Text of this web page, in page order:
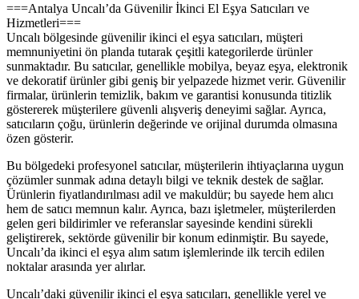
===Antalya Uncalı’da Güvenilir İkinci El Eşya Satıcıları ve
Hizmetleri===
Uncalı bölgesinde güvenilir ikinci el eşya satıcıları, müşteri
memnuniyetini ön planda tutarak çeşitli kategorilerde ürünler
sunmaktadır. Bu satıcılar, genellikle mobilya, beyaz eşya, elektronik
ve dekoratif ürünler gibi geniş bir yelpazede hizmet verir. Güvenilir
firmalar, ürünlerin temizlik, bakım ve garantisi konusunda titizlik
göstererek müşterilere güvenli alışveriş deneyimi sağlar. Ayrıca,
satıcıların çoğu, ürünlerin değerinde ve orijinal durumda olmasına
özen gösterir.
Bu bölgedeki profesyonel satıcılar, müşterilerin ihtiyaçlarına uygun
çözümler sunmak adına detaylı bilgi ve teknik destek de sağlar.
Ürünlerin fiyatlandırılması adil ve makuldür; bu sayede hem alıcı
hem de satıcı memnun kalır. Ayrıca, bazı işletmeler, müşterilerden
gelen geri bildirimler ve referanslar sayesinde kendini sürekli
geliştirerek, sektörde güvenilir bir konum edinmiştir. Bu sayede,
Uncalı’da ikinci el eşya alım satım işlemlerinde ilk tercih edilen
noktalar arasında yer alırlar.
Uncalı’daki güvenilir ikinci el eşya satıcıları, genellikle yerel ve